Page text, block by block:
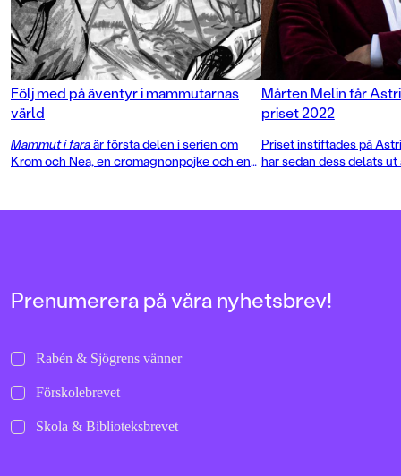
Följ med på äventyr i mammutarnas
värld
Mammut i faraär första delen i serien om
Krom och Nea, en cromagnonpojke och en
stenåldersäventyr om vänskap, mod och att
Mårten Melin får
priset 2022
Priset instiftades på
har sedan dess delats
Prenumerera på våra nyhetsbrev!
Rabén & Sjögrens vänner
Förskolebrevet
Skola & Biblioteksbrevet